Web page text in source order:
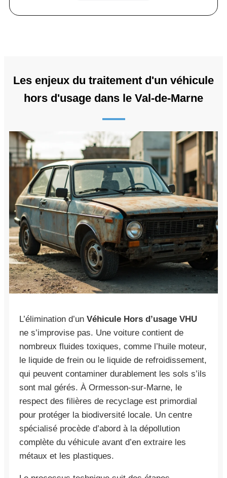
Les enjeux du traitement d'un véhicule
hors d'usage dans le Val-de-Marne
L’élimination d’un Véhicule Hors d’usage VHU
ne s’improvise pas. Une voiture contient de
nombreux fluides toxiques, comme l’huile moteur,
le liquide de frein ou le liquide de refroidissement,
qui peuvent contaminer durablement les sols s’ils
sont mal gérés. À Ormesson-sur-Marne, le
respect des filières de recyclage est primordial
pour protéger la biodiversité locale. Un centre
spécialisé procède d’abord à la dépollution
complète du véhicule avant d’en extraire les
métaux et les plastiques.